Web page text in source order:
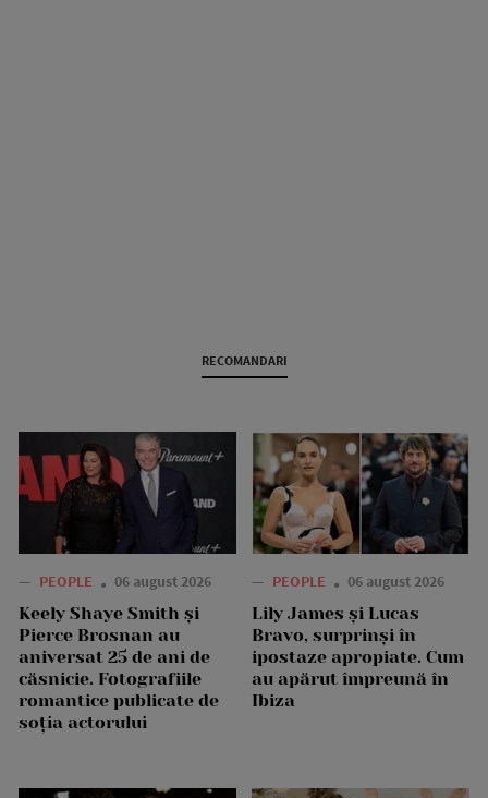
RECOMANDARI
— PEOPLE 06 august 2026
Keely Shaye Smith și
Pierce Brosnan au
aniversat 25 de ani de
căsnicie. Fotografiile
romantice publicate de
soția actorului
— PEOPLE 06 august 2026
Lily James și Lucas
Bravo, surprinși în
ipostaze apropiate. Cum
au apărut împreună în
Ibiza